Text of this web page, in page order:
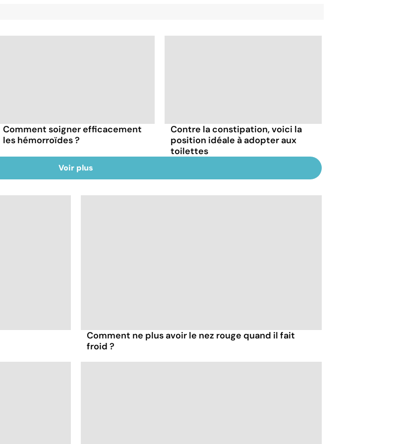
Comment soigner efficacement
les hémorroïdes ?
Contre la constipation, voici la
position idéale à adopter aux
toilettes
Voir plus
Comment ne plus avoir le nez rouge quand il fait
froid ?